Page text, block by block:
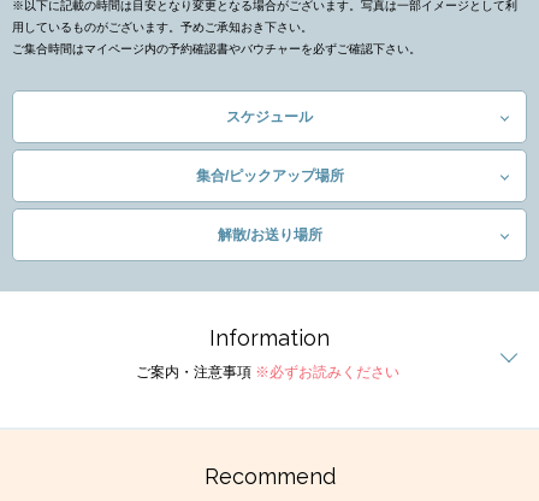
※以下に記載の時間は目安となり変更となる場合がございます。写真は一部イメージとして利
用しているものがございます。予めご承知おき下さい。
ご集合時間はマイページ内の予約確認書やバウチャーを必ずご確認下さい。
スケジュール
集合/ピックアップ場所
解散/お送り場所
Information
ご案内・注意事項 ※必ずお読みください
Recommend